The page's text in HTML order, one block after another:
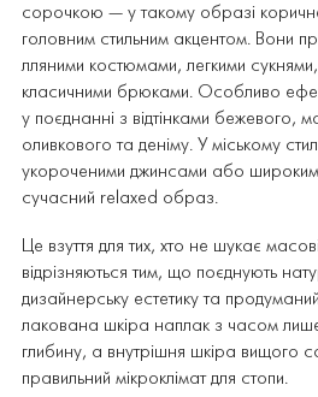
сорочкою — у такому образі
головним стильним акцентом. Вони
лляними костюмами, легкими сукнями,
класичними брюками. Особливо
у поєднанні з відтінками бежевого,
оливкового та деніму. У міському
укороченими джинсами або
сучасний relaxed образ.
Це взуття для тих, хто не шукає
відрізняються тим, що поєднують
дизайнерську естетику та
лакована шкіра наплак з часом
глибину, а внутрішня шкіра вищого
правильний мікроклімат для стопи.